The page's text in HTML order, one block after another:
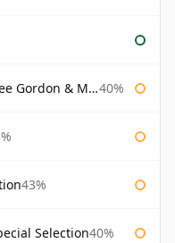
& Macphail 40%
43%
Selection40%